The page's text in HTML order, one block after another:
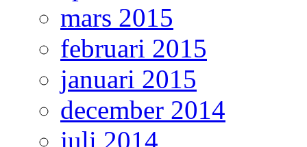
mars 2015
februari 2015
januari 2015
december 2014
juli 2014